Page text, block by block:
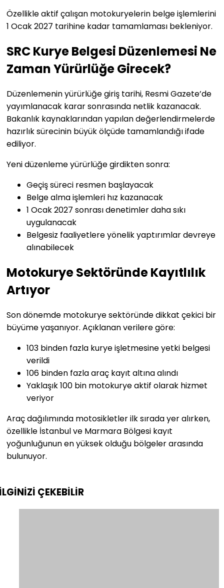
Özellikle aktif çalışan motokuryelerin belge işlemlerini
1 Ocak 2027 tarihine kadar tamamlaması bekleniyor.
SRC Kurye Belgesi Düzenlemesi Ne
Zaman Yürürlüğe Girecek?
Düzenlemenin yürürlüğe giriş tarihi, Resmi Gazete’de
yayımlanacak karar sonrasında netlik kazanacak.
Bakanlık kaynaklarından yapılan değerlendirmelerde
hazırlık sürecinin büyük ölçüde tamamlandığı ifade
ediliyor.
Yeni düzenleme yürürlüğe girdikten sonra:
Geçiş süreci resmen başlayacak
Belge alma işlemleri hız kazanacak
1 Ocak 2027 sonrası denetimler daha sıkı
uygulanacak
Belgesiz faaliyetlere yönelik yaptırımlar devreye
alınabilecek
Motokurye Sektöründe Kayıtlılık
Artıyor
Son dönemde motokurye sektöründe dikkat çekici bir
büyüme yaşanıyor. Açıklanan verilere göre:
103 binden fazla kurye işletmesine yetki belgesi
verildi
106 binden fazla araç kayıt altına alındı
Yaklaşık 100 bin motokurye aktif olarak hizmet
veriyor
Araç dağılımında motosikletler ilk sırada yer alırken,
özellikle İstanbulve Marmara Bölgesi kayıt
yoğunluğunun en yüksek olduğu bölgeler arasında
bulunuyor.
ÇEKEBİLİR